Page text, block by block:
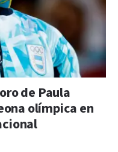
de Paula
olímpica en